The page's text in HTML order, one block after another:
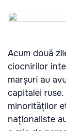
Acum două
ciocnirilor
marșuri au
capitalei
minorităților
naționaliste